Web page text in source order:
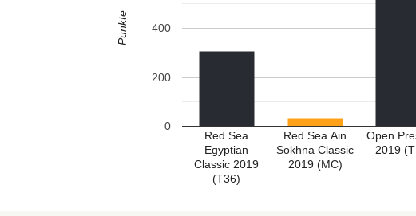
Red Sea
Egyptian
Classic 2019
(T36)
Red Sea Ain
Sokhna Classic
2019 (MC)
Open
2019
0
200
400
Punkte